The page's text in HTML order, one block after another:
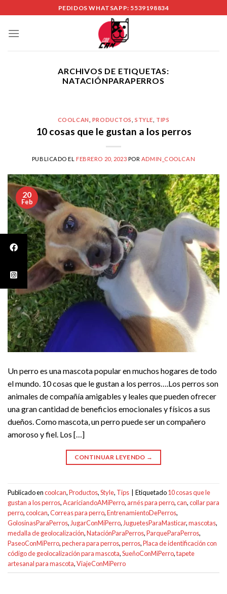
to
content
PEDIDOS WHATSAPP: 5539198834
ARCHIVOS DE ETIQUETAS:
NATACIÓNPARAPERROS
COOLCAN PRODUCTOS ,STYLE TIPS
10 cosas que le gustan a los perros
PUBLICADO EL FEBRERO 20, 2023 POR ADMIN_COOLCAN
20
Feb
Un perro es una mascota popular en muchos hogares de todo
el mundo. 10 cosas que le gustan a los perros….Los perros son
animales de compañía amigables y leales que pueden ofrecer
una gran cantidad de beneficios emocionales y físicos a sus
dueños. Como mascota, un perro puede ser un compañero
amoroso y fiel. Los […]
CONTINUAR LEYENDO →
Publicado encoolcan,Productos,Style, Tips | Etiquetado10 cosas que le
gustan a los perros,AcariciandoAMiPerro, arnés para perro,can,collar para
perro,coolcan,Correas para perro,EntrenamientoDePerros,
GolosinasParaPerros, JugarConMiPerro, JuguetesParaMasticar,mascotas,
medalla de geolocalización,NataciónParaPerros,ParqueParaPerros,
PaseoConMiPerro,pechera para perros,perros,Placa de identificación con
código de geolocalización para mascota,SueñoConMiPerro,tapete
artesanal para mascota,ViajeConMiPerro